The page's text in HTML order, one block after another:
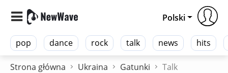
pop dance rock talk news hits
Polski
Strona główna Ukraina Gatunki Talk